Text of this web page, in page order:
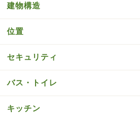
建物構造
位置
セキュリティ
バス・トイレ
キッチン